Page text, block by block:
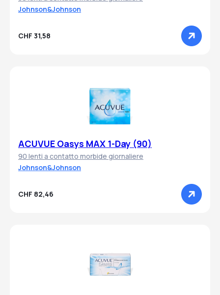
Johnson&Johnson
CHF 31,58
ACUVUE Oasys MAX 1-Day (90)
90 lenti a contatto morbide giornaliere
Johnson&Johnson
CHF 82,46